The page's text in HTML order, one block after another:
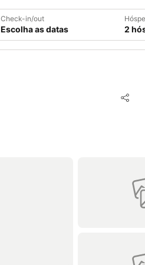
Check-in/out
Escolha as datas 2